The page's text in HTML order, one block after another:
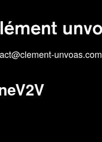
unvoas.com